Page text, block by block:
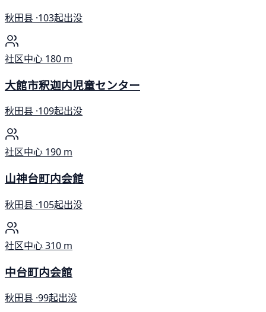
秋田县 ·103起出没
社区中心 180 m
大館市釈迦内児童センター
秋田县 ·109起出没
社区中心 190 m
山神台町内会館
秋田县 ·105起出没
社区中心310 m
中台町内会館
秋田县 ·99起出没